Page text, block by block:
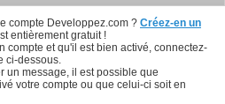
compte Developpez.com ? Créez-en un
entièrement gratuit !
compte et qu'il est bien activé, connectez-
ci-dessous.
un message, il est possible que
votre compte ou que celui-ci soit en